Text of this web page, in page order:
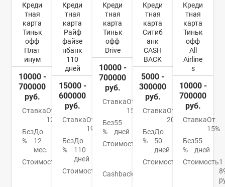
Креди
тная
карта
Тиньк
офф
Плат
инум
10000 -
700000
руб.
СтавкаОт
12%
Без
%
До
12
мес.
Стоимость
руб./
Креди
тная
карта
Райф
файзе
нбанк
110
дней
15000 -
600000
руб.
СтавкаОт
19%
Без
%
До
110
дней
Стоимость
От
Креди
тная
карта
Тиньк
офф
Drive
10000 -
700000
руб.
СтавкаОт
15%
Без
%
55
дней
Стоимость
990
руб./
год
Cashback
Креди
тная
карта
Ситиб
анк
CASH
BACK
5000 -
300000
руб.
СтавкаОт
20.9%
Без
%
До
50
дней
Стоимость
До
Креди
тная
карта
Тиньк
офф
All
Airline
s
10000 -
700000
руб.
СтавкаОт
15%
Без
%
55
дней
Стоимость1